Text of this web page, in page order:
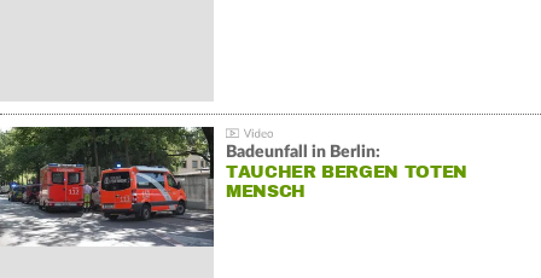
Badeunfall in Berlin:
TAUCHER BERGEN TOTEN
MENSCH